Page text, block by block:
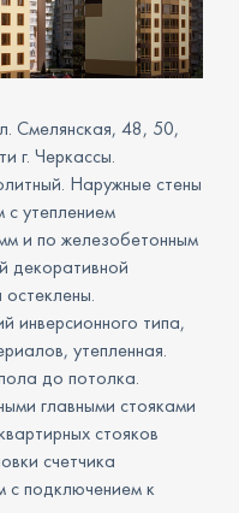
Смелянская, 48, 50,
г. Черкассы.
Наружные стены
утеплением
и по железобетонным
декоративной
инверсионного типа,
утепленная.
до потолка.
главными стояками
стояков
счетчика
с подключением к